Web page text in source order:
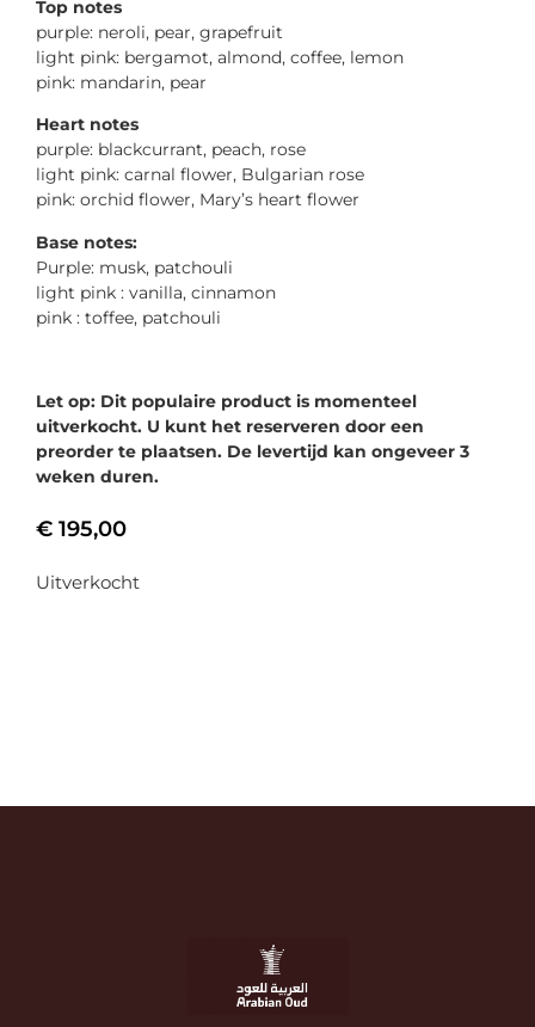
Top notes
purple: neroli, pear, grapefruit
light pink: bergamot, almond, coffee, lemon
pink: mandarin, pear
Heart notes
purple: blackcurrant, peach, rose
light pink: carnal flower, Bulgarian rose
pink: orchid flower, Mary’s heart flower
Base notes:
Purple: musk, patchouli
light pink : vanilla, cinnamon
pink : toffee, patchouli
Let op: Dit populaire product is momenteel
uitverkocht. U kunt het reserveren door een
preorder te plaatsen. De levertijd kan ongeveer 3
weken duren.
€ 195,00
Uitverkocht